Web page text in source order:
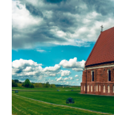
韓語
土
阿爾巴尼亞語
塞